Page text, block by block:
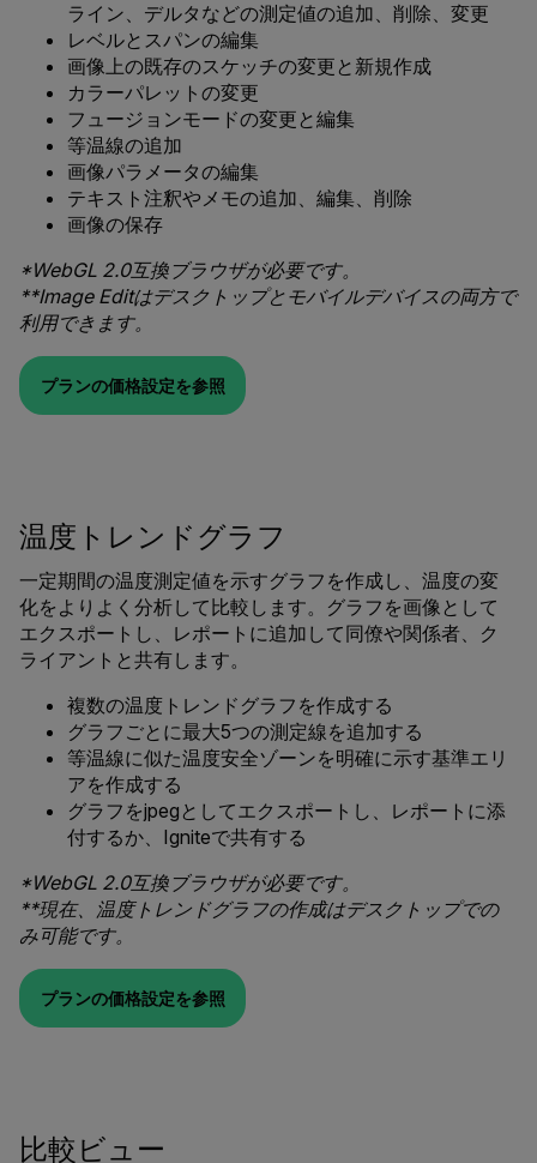
ライン、デルタなどの測定値の追加、削除、変更
レベルとスパンの編集
画像上の既存のスケッチの変更と新規作成
カラーパレットの変更
フュージョンモードの変更と編集
等温線の追加
画像パラメータの編集
テキスト注釈やメモの追加、編集、削除
画像の保存
*WebGL 2.0互換ブラウザが必要です。
**Image Editはデスクトップとモバイルデバイスの両方で
利用できます。
プランの価格設定を参照
温度トレンドグラフ
一定期間の温度測定値を示すグラフを作成し、温度の変
化をよりよく分析して比較します。グラフを画像として
エクスポートし、レポートに追加して同僚や関係者、ク
ライアントと共有します。
複数の温度トレンドグラフを作成する
グラフごとに最大5つの測定線を追加する
等温線に似た温度安全ゾーンを明確に示す基準エリ
アを作成する
グラフをjpegとしてエクスポートし、レポートに添
付するか、Igniteで共有する
*WebGL 2.0互換ブラウザが必要です。
**現在、温度トレンドグラフの作成はデスクトップでの
み可能です。
プランの価格設定を参照
比較ビュー